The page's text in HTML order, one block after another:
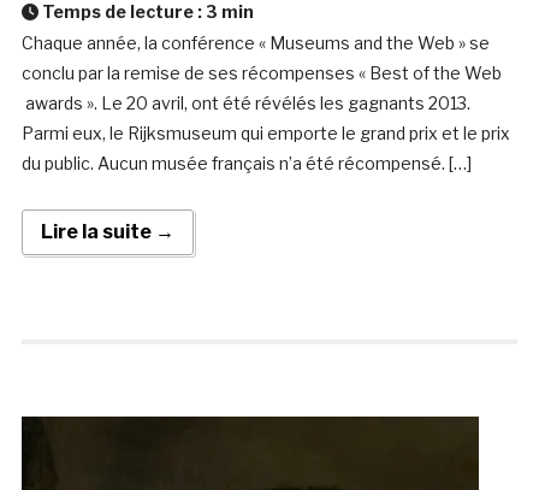
Temps de lecture : 3 min
Chaque année, la conférence « Museums and the Web » se
conclu par la remise de ses récompenses « Best of the Web
awards ». Le 20 avril, ont été révélés les gagnants 2013.
Parmi eux, le Rijksmuseum qui emporte le grand prix et le prix
du public. Aucun musée français n’a été récompensé. […]
Lire la suite →